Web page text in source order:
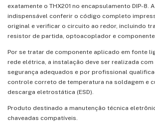
exatamente o THX201 no encapsulamento DIP-8.
indispensável conferir o código completo
original e verificar o circuito ao redor, incluindo
resistor de partida, optoacoplador e
Por se tratar de componente aplicado em fonte
rede elétrica, a instalação deve ser realizada
segurança adequados e por profissional
controle correto de temperatura na soldagem e
descarga eletrostática (ESD).
Produto destinado a manutenção técnica
chaveadas compatíveis.